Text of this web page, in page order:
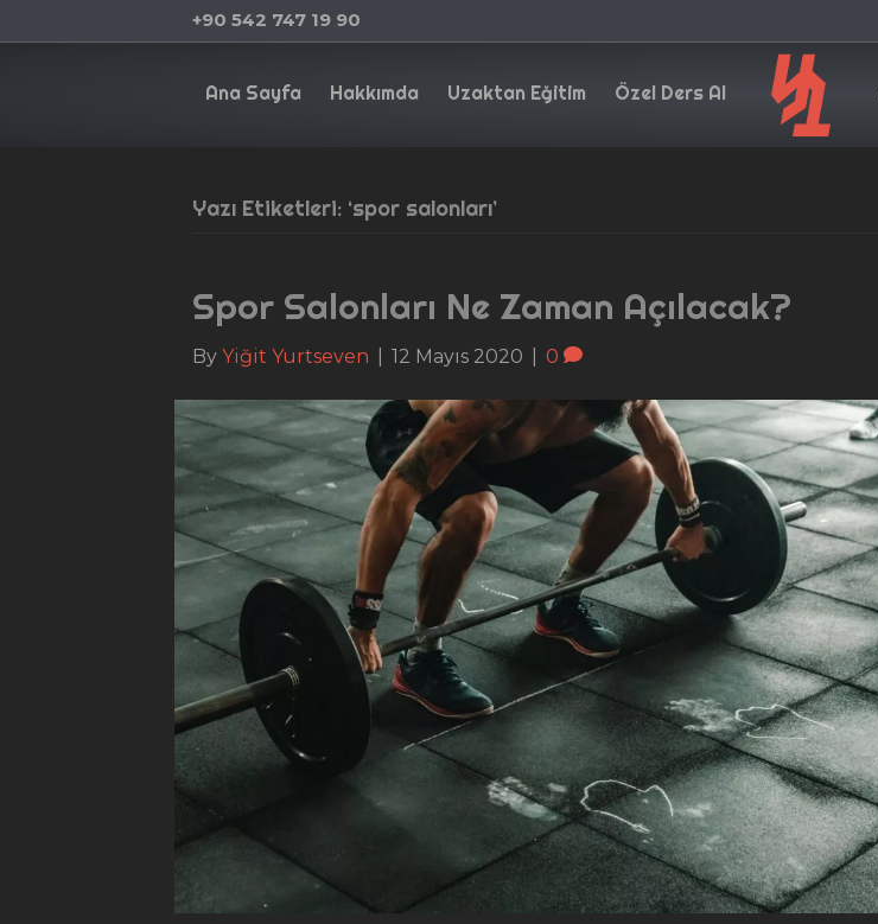
+90 542 747 19 90
Ana Sayfa Hakkımda Uzaktan Eğitim Özel Ders Al
Yazı Etiketleri: ‘spor salonları’
Spor Salonları Ne Zaman Açılacak?
By Yiğit Yurtseven 12 Mayıs 2020 0